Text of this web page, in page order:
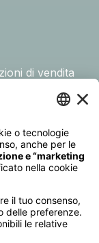
di vendita
Emirati Arabi